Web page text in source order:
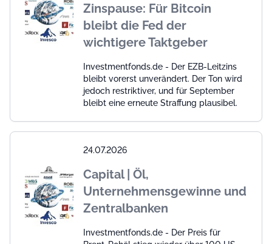
Zinspause: Für Bitcoin
bleibt die Fed der
wichtigere Taktgeber
Investmentfonds.de - Der EZB-Leitzins
bleibt vorerst unverändert. Der Ton wird
jedoch restriktiver, und für September
bleibt eine erneute Straffung plausibel.
24.07.2026
Capital | Öl,
Unternehmensgewinne und
Zentralbanken
Investmentfonds.de - Der Preis für